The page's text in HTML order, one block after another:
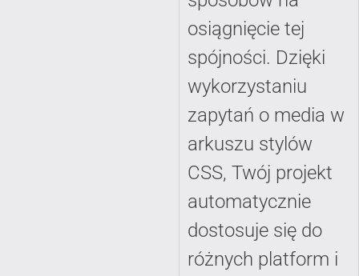
osiągnięcie tej
spójności. Dzięki
wykorzystaniu
zapytań o media w
arkuszu stylów
CSS, Twój projekt
automatycznie
dostosuje się do
różnych platform i